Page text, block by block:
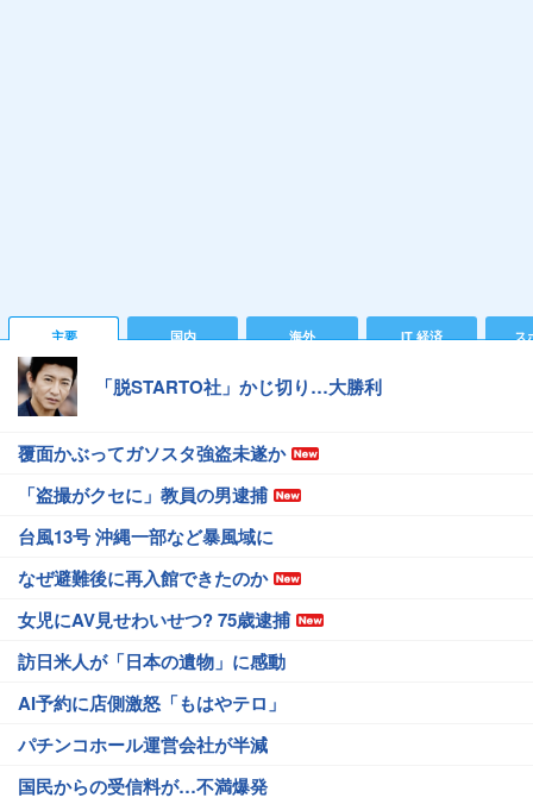
主要 国内 海外 IT 経済 ス
「脱STARTO社」かじ切り…大勝利
覆面かぶってガソスタ強盗未遂か
「盗撮がクセに」教員の男逮捕
台風13号 沖縄一部など暴風域に
なぜ避難後に再入館できたのか
女児にAV見せわいせつ? 75歳逮捕
訪日米人が「日本の遺物」に感動
AI予約に店側激怒「もはやテロ」
パチンコホール運営会社が半減
国民からの受信料が…不満爆発